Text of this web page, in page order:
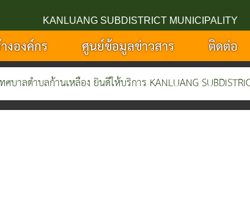
KANLUANG SUBDISTRICT MUNICIPALITY
งองค์กร ศูนย์ข้อมูลข่าวสาร ติดต่อ
บลก้านเหลือง ยินดีให้บริการ KANLUANG SUBDISTRICT